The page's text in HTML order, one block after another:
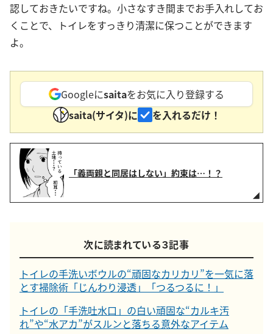
認しておきたいですね。小さなすき間までお手入れしてお
くことで、トイレをすっきり清潔に保つことができます
よ。
Googleにsaitaをお気に入り登録する
saita(サイタ)に
を入れるだけ！
「義両親と同居はしない」約束は…！？
次に読まれている３記事
トイレの手洗いボウルの“頑固なカリカリ”を一気に落
とす掃除術「じんわり浸透」「つるつるに！」
トイレの「手洗吐水口」の白い頑固な“カルキ汚
れ”や“水アカ”がスルンと落ちる意外なアイテム